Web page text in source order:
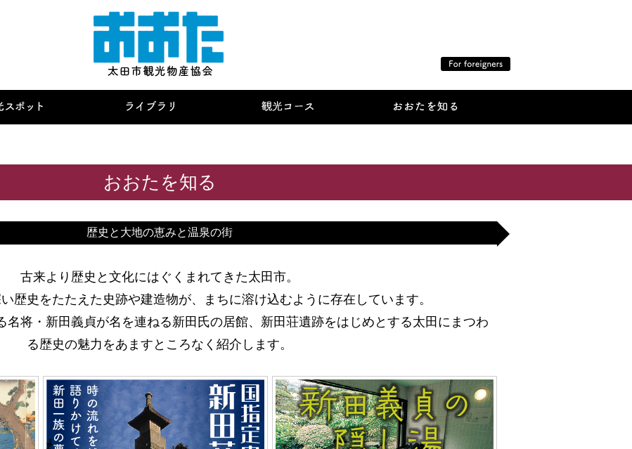
おおたを知る
歴史と大地の恵みと温泉の街
古来より歴史と文化にはぐくまれてきた太田市。
歴史をたたえた史跡や建造物が、まちに溶け込むように存在しています。
名将・新田義貞が名を連ねる新田氏の居館、新田荘遺跡をはじめとする太田にまつわ
る歴史の魅力をあますところなく紹介します。